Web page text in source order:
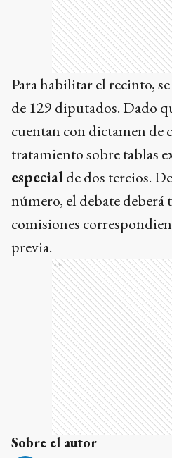
Para habilitar el recinto,
de 129 diputados. Dado
cuentan con dictamen de
tratamiento sobre tablas
especialde dos tercios.
número, el debate deberá
comisiones
previa.
Ads
Sobre el autor